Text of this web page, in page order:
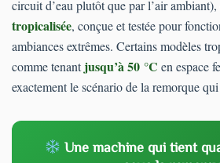
circuit d’eau plutôt que par l’air
tropicalisée, conçue et testée pour
ambiances extrêmes. Certains modèles
comme tenantjusqu’à 50 °C en espace
exactement le scénario de la remorque
Une machine qui tient